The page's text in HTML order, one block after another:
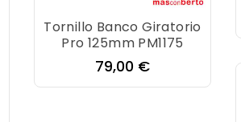
Tornillo Banco Giratorio
Pro 125mm PM1175
Precio
79,00 €